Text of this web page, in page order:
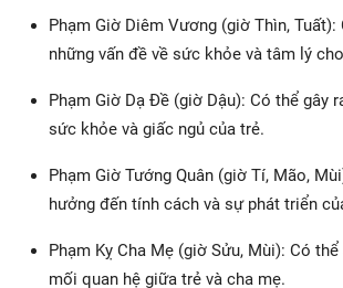
Phạm Giờ Diêm Vương (giờ Thìn, Tuất):
những vấn đề về sức khỏe và tâm lý
Phạm Giờ Dạ Đề (giờ Dậu): Có thể gây
sức khỏe và giấc ngủ của trẻ.
Phạm Giờ Tướng Quân (giờ Tí, Mão,
hưởng đến tính cách và sự phát triển
Phạm Kỵ Cha Mẹ (giờ Sửu, Mùi): Có
mối quan hệ giữa trẻ và cha mẹ.